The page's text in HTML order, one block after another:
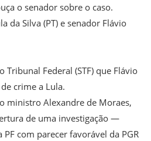
o senador sobre o caso.
da Silva (PT) e senador Flávio
Tribunal Federal (STF) que Flávio
crime a Lula.
ministro Alexandre de Moraes,
de uma investigação —
com parecer favorável da PGR